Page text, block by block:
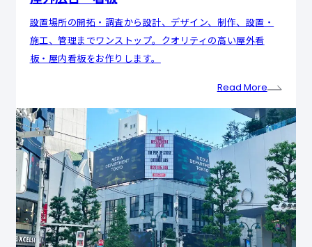
設置場所の開拓・調査から設計、デザイン、制作、設置・
施工、管理までワンストップ。クオリティの高い屋外看
板・屋内看板をお作りします。
Read More